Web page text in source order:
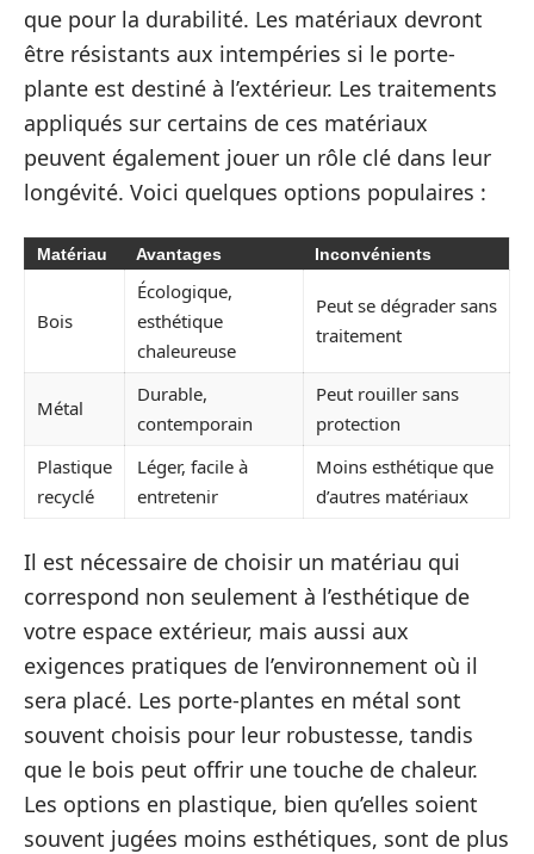
que pour la durabilité. Les matériaux devront
être résistants aux intempéries si le porte-
plante est destiné à l’extérieur. Les traitements
appliqués sur certains de ces matériaux
peuvent également jouer un rôle clé dans leur
longévité. Voici quelques options populaires :
Matériau Avantages Inconvénients
Bois
Écologique,
esthétique
chaleureuse
Peut se dégrader sans
traitement
Métal
Durable,
contemporain
Peut rouiller sans
protection
Plastique
recyclé
Léger, facile à
entretenir
Moins esthétique que
d’autres matériaux
Il est nécessaire de choisir un matériau qui
correspond non seulement à l’esthétique de
votre espace extérieur, mais aussi aux
exigences pratiques de l’environnement où il
sera placé. Les porte-plantes en métal sont
souvent choisis pour leur robustesse, tandis
que le bois peut offrir une touche de chaleur.
Les options en plastique, bien qu’elles soient
souvent jugées moins esthétiques, sont de plus